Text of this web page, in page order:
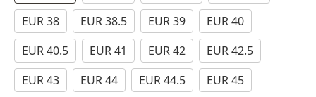
EUR 38
EUR 38.5 EUR 39
EUR 40
EUR 40.5
EUR 41 EUR 42
EUR 42.5
EUR 43
EUR 44 EUR 44.5
EUR 45